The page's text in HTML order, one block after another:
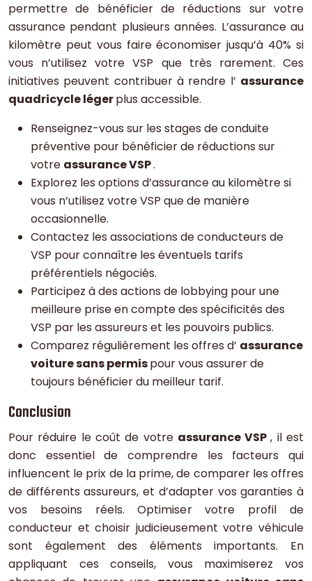
permettre de bénéficier de réductions sur votre
assurance pendant plusieurs années. L’assurance au
kilomètre peut vous faire économiser jusqu’à 40% si
vous n’utilisez votre VSP que très rarement. Ces
initiatives peuvent contribuer à rendre l’ assurance
quadricycle légerplus accessible.
Renseignez-vous sur les stages de conduite
préventive pour bénéficier de réductions sur
votre assurance VSP.
Explorez les options d’assurance au kilomètre si
vous n’utilisez votre VSP que de manière
occasionnelle.
Contactez les associations de conducteurs de
VSP pour connaître les éventuels tarifs
préférentiels négociés.
Participez à des actions de lobbying pour une
meilleure prise en compte des spécificités des
VSP par les assureurs et les pouvoirs publics.
Comparez régulièrement les offres d’ assurance
voiture sans permispour vous assurer de
toujours bénéficier du meilleur tarif.
Conclusion
Pour réduire le coût de votre assurance VSP, il est
donc essentiel de comprendre les facteurs qui
influencent le prix de la prime, de comparer les offres
de différents assureurs, et d’adapter vos garanties à
vos besoins réels. Optimiser votre profil de
conducteur et choisir judicieusement votre véhicule
sont également des éléments importants. En
appliquant ces conseils, vous maximiserez vos